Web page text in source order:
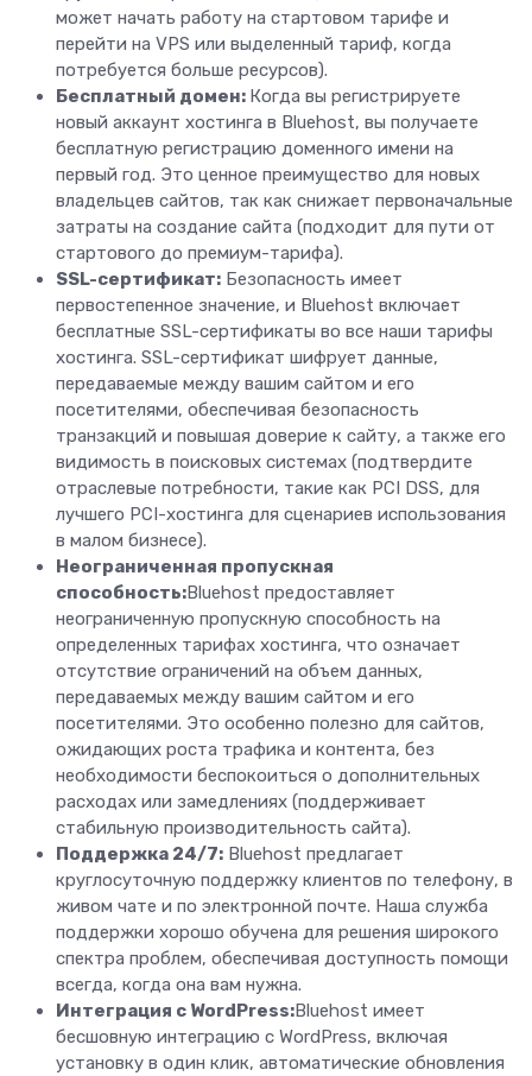
может начать работу на стартовом тарифе и
перейти на VPS или выделенный тариф, когда
потребуется больше ресурсов).
Бесплатный домен: Когда вы регистрируете
новый аккаунт хостинга в Bluehost, вы получаете
бесплатную регистрацию доменного имени на
первый год. Это ценное преимущество для новых
владельцев сайтов, так как снижает первоначальные
затраты на создание сайта (подходит для пути от
стартового до премиум-тарифа).
SSL-сертификат: Безопасность имеет
первостепенное значение, и Bluehost включает
бесплатные SSL-сертификаты во все наши тарифы
хостинга. SSL-сертификат шифрует данные,
передаваемые между вашим сайтом и его
посетителями, обеспечивая безопасность
транзакций и повышая доверие к сайту, а также его
видимость в поисковых системах (подтвердите
отраслевые потребности, такие как PCI DSS, для
лучшего PCI-хостинга для сценариев использования
в малом бизнесе).
Неограниченная пропускная
способность:Bluehost предоставляет
неограниченную пропускную способность на
определенных тарифах хостинга, что означает
отсутствие ограничений на объем данных,
передаваемых между вашим сайтом и его
посетителями. Это особенно полезно для сайтов,
ожидающих роста трафика и контента, без
необходимости беспокоиться о дополнительных
расходах или замедлениях (поддерживает
стабильную производительность сайта).
Поддержка 24/7: Bluehost предлагает
круглосуточную поддержку клиентов по телефону, в
живом чате и по электронной почте. Наша служба
поддержки хорошо обучена для решения широкого
спектра проблем, обеспечивая доступность помощи
всегда, когда она вам нужна.
Интеграция с WordPress:Bluehost имеет
бесшовную интеграцию с WordPress, включая
установку в один клик, автоматические обновления